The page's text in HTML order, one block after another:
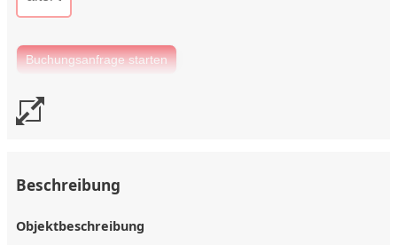
Beschreibung
Objektbeschreibung